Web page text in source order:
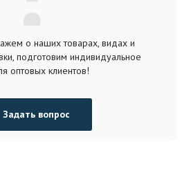
о наших товарах, видах и
подготовим индивидуальное
оптовых клиентов!
Задать вопрос